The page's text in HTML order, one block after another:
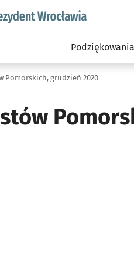
podserwis:
Podziękowania
Pomorskich, grudzień 2020